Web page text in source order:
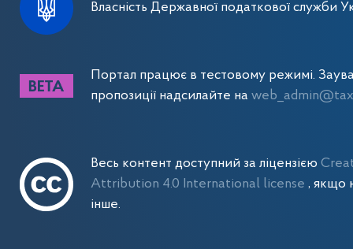
Власність Державної податкової служби
Портал працює в тестовому режимі.
пропозиції надсилайте на
Весь контент доступний за ліцензією
Attribution 4.0 International license , якщо
інше.